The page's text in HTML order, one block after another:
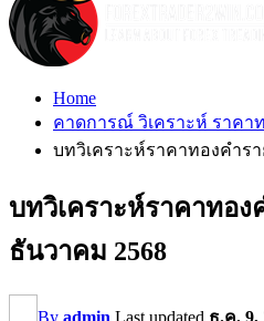
Home
คาดการณ์ วิเคราะห์ ราคา
บทวิเคราะห์ราคาทองคำร
บทวิเคราะห์ราคาทอง
ธันวาคม 2568
By admin Last updated ธ.ค. 9,